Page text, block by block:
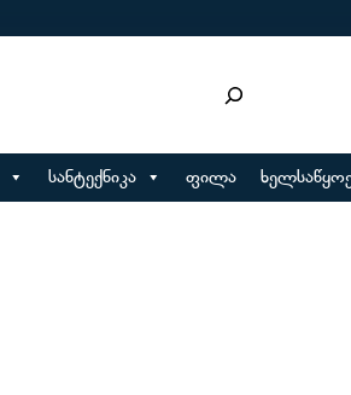
სანტექნიკა ფილა